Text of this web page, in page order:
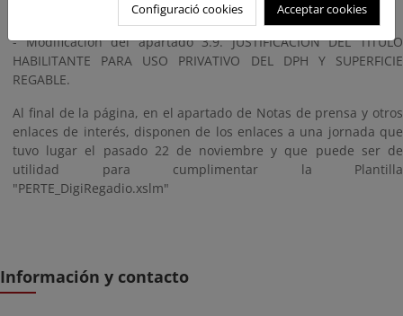
- Modificación del apartado 3.9. JUSTIFICACIÓN DEL TÍTULO
HABILITANTE PARA USO PRIVATIVO DEL DPH Y SUPERFICIE
REGABLE.
Al final de la página, en el apartado de Notas de prensa y otros
enlaces de interés, disponen de los enlaces a una jornada que
tuvo lugar el pasado 22 de noviembre y que puede ser de
utilidad para cumplimentar la Plantilla
"PERTE_DigiRegadio.xslm"
Información y contacto
Configuració cookies Acceptar cookies